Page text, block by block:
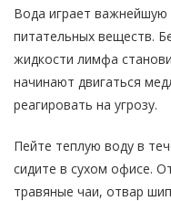
Вода играет важнейшую
питательных веществ.
жидкости лимфа
начинают двигаться
реагировать на угрозу.
Пейте теплую воду в
сидите в сухом офисе.
травяные чаи, отвар